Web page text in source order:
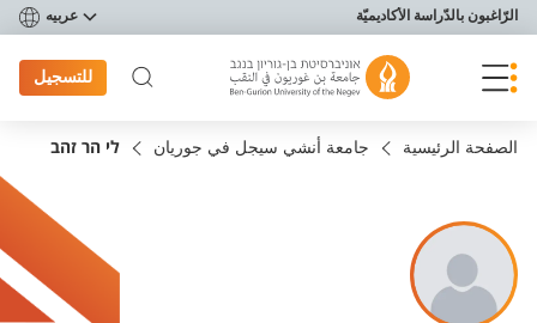
תפריט נגישות
الرّاغبون بالدّراسة الأكاديميّة عربيه
للتسجيل
الصفحة الرئيسية جامعة أنشي سيجل في جوريان לי הר זהב